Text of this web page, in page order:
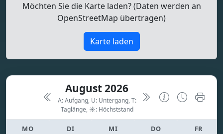
Möchten Sie die Karte laden? (Daten werden an
OpenStreetMap übertragen)
Karte laden
August 2026
A: Aufgang, U: Untergang, T:
Taglänge, ☀: Höchststand
MO DI MI DO FR